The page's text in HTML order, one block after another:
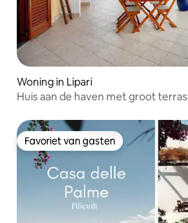
Woning in Lipari
Huis aan de haven met groot terras
Favoriet van gasten
Favoriet van gasten